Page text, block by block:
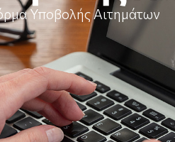
Υποβολής Αιτημάτων